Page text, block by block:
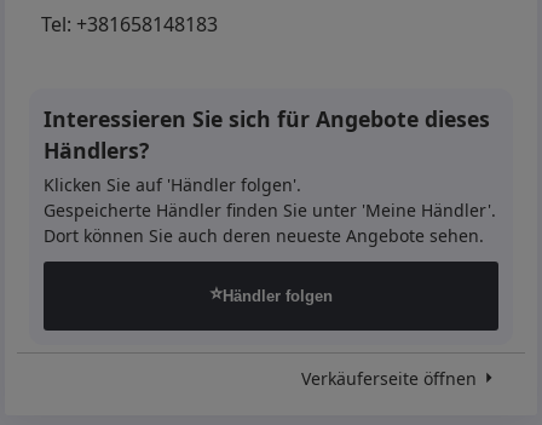
Tel: +381658148183
Interessieren Sie sich für Angebote dieses
Händlers?
Klicken Sie auf 'Händler folgen'.
Gespeicherte Händler finden Sie unter 'Meine Händler'.
Dort können Sie auch deren neueste Angebote sehen.
⭐Händler folgen
Verkäuferseite öffnen